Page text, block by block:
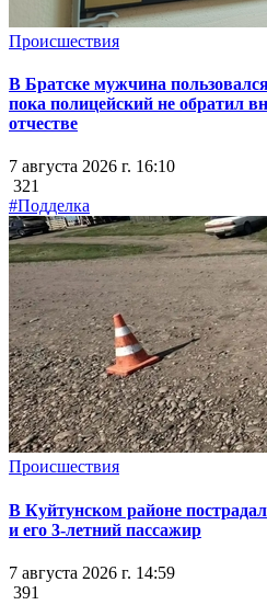
Происшествия
В Братске мужчина
пока полицейский не обратил
отчестве
7 августа 2026 г. 16:10
321
#Подделка
Происшествия
В Куйтунском районе
и его 3-летний пассажир
7 августа 2026 г. 14:59
391